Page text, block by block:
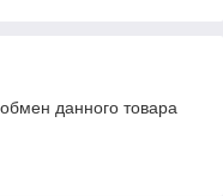
данного товара